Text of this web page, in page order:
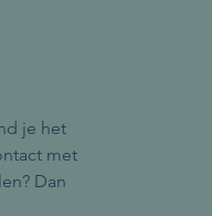
je het
met
Dan